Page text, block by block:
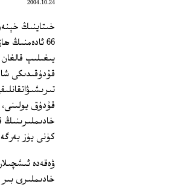
2004.10.24
66
يىغىلىپ
قۇدۇقىدىكى
قۇدۇق
كۈنى يۈز بەرگەن، ۋەقە يۈز بەرگەندە
خادىملىرى